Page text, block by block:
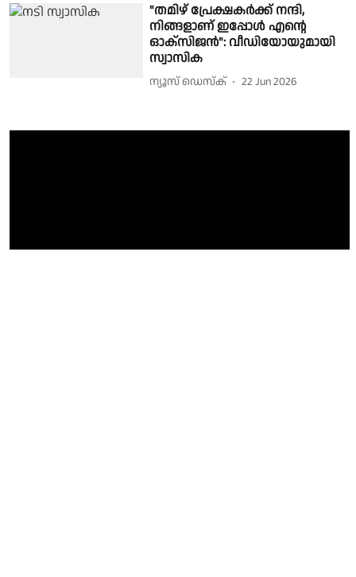
"തമിഴ് പ്രേക്ഷകർക്ക് നന്ദി,
നിങ്ങളാണ് ഇപ്പോൾ എന്റെ
ഓക്സിജൻ": വീഡിയോയുമായി
സ്വാസിക
ന്യൂസ് ഡെസ്ക് 22 Jun 2026